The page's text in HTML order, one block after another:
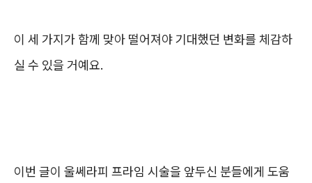
이 세 가지가 함께 맞아 떨어져야 기대했던 변화를 체감하
실 수 있을 거예요.
이번 글이 울쎄라피 프라임 시술을 앞두신 분들에게 도움